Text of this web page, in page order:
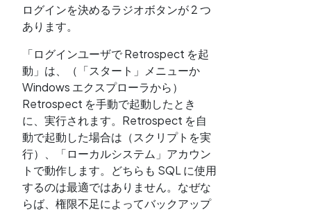
ログインを決めるラジオボタンが 2 つ
あります。
「ログインユーザで Retrospect を起
動」は、（「スタート」メニューか
Windows エクスプローラから）
Retrospect を手動で起動したとき
に、実行されます。Retrospect を自
動で起動した場合は（スクリプトを実
行）、「ローカルシステム」アカウン
トで動作します。どちらも SQL に使用
するのは最適ではありません。なぜな
らば、権限不足によってバックアップ